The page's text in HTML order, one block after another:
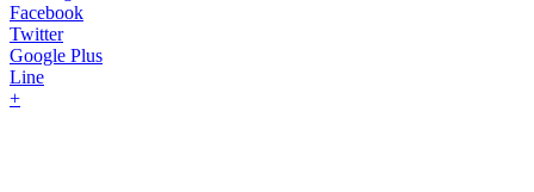
Facebook
Twitter
Google Plus
Line
+